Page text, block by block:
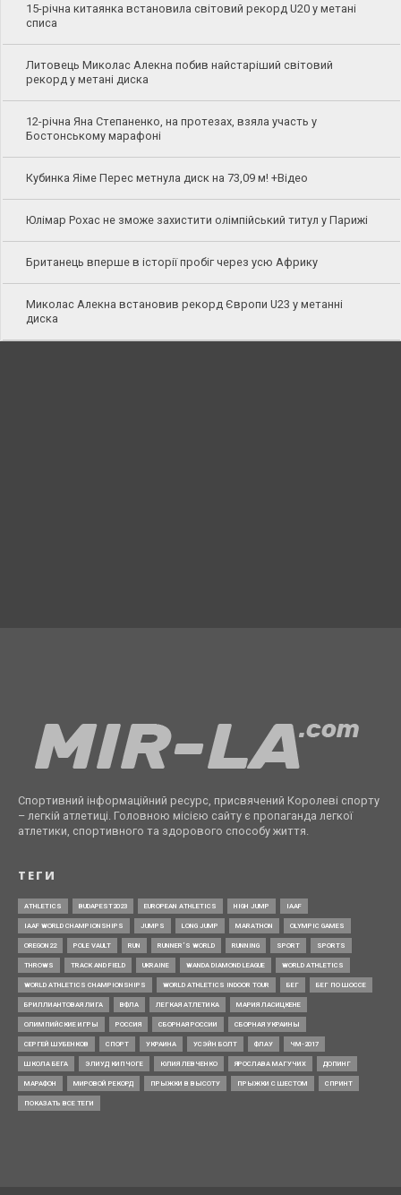
15-річна китаянка встановила світовий рекорд U20 у метані
списа
Литовець Миколас Алекна побив найстаріший світовий
рекорд у метані диска
12-річна Яна Степаненко, на протезах, взяла участь у
Бостонському марафоні
Кубинка Яіме Перес метнула диск на 73,09 м! +Відео
Юлімар Рохас не зможе захистити олімпійський титул у Парижі
Британець вперше в історії пробіг через усю Африку
Миколас Алекна встановив рекорд Європи U23 у метанні
диска
Спортивний інформаційний ресурс, присвячений Королеві спорту
– легкій атлетиці. Головною місією сайту є пропаганда легкої
атлетики, спортивного та здорового способу життя.
ТЕГИ
ATHLETICS BUDAPEST2023 EUROPEAN ATHLETICS HIGH JUMP IAAF
IAAF WORLD CHAMPIONSHIPS JUMPS LONG JUMP MARATHON OLYMPIC GAMES
OREGON22 POLE VAULT RUN RUNNER’S WORLD RUNNING SPORT SPORTS
THROWS TRACK AND FIELD UKRAINE WANDA DIAMOND LEAGUE WORLD ATHLETICS
WORLD ATHLETICS CHAMPIONSHIPS WORLD ATHLETICS INDOOR TOUR БЕГ БЕГ ПО ШОССЕ
БРИЛЛИАНТОВАЯ ЛИГА ВФЛА ЛЕГКАЯ АТЛЕТИКА МАРИЯ ЛАСИЦКЕНЕ
ОЛИМПИЙСКИЕ ИГРЫ РОССИЯ СБОРНАЯ РОССИИ СБОРНАЯ УКРАИНЫ
СЕРГЕЙ ШУБЕНКОВ СПОРТ УКРАИНА УСЭЙН БОЛТ ФЛАУ ЧМ-2017
ШКОЛА БЕГА ЭЛИУД КИПЧОГЕ ЮЛИЯ ЛЕВЧЕНКО ЯРОСЛАВА МАГУЧИХ ДОПИНГ
МАРАФОН МИРОВОЙ РЕКОРД ПРЫЖКИ В ВЫСОТУ ПРЫЖКИ С ШЕСТОМ СПРИНТ
ПОКАЗАТЬ ВСЕ ТЕГИ